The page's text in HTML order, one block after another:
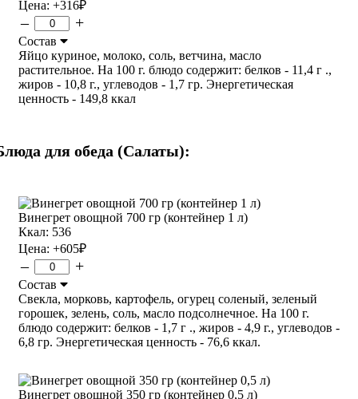
Цена: +316₽
– +
Состав
Яйцо куриное, молоко, соль, ветчина, масло
растительное. На 100 г. блюдо содержит: белков - 11,4 г .,
жиров - 10,8 г., углеводов - 1,7 гр. Энергетическая
ценность - 149,8 ккал
для обеда (Салаты):
Винегрет овощной 700 гр (контейнер 1 л)
Ккал: 536
Цена: +605₽
– +
Состав
Свекла, морковь, картофель, огурец соленый, зеленый
горошек, зелень, соль, масло подсолнечное. На 100 г.
блюдо содержит: белков - 1,7 г ., жиров - 4,9 г., углеводов -
6,8 гр. Энергетическая ценность - 76,6 ккал.
Винегрет овощной 350 гр (контейнер 0,5 л)